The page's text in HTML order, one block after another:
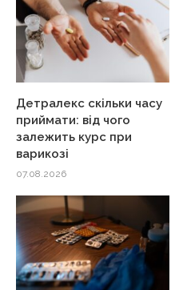
Детралекс скільки часу
приймати: від чого
залежить курс при
варикозі
07.08.2026